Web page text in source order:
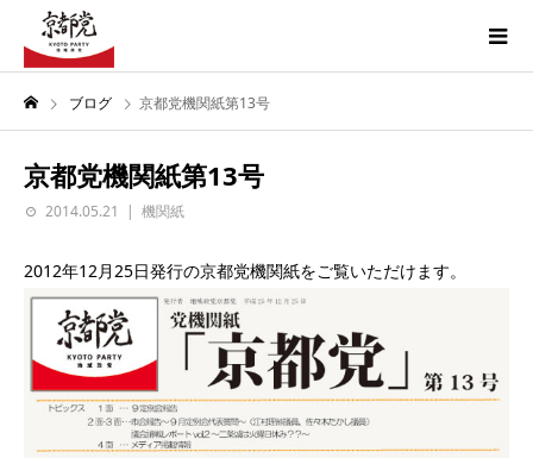
ブログ 京都党機関紙第13号
京都党機関紙第13号
2014.05.21 機関紙
2012年12月25日発行の京都党機関紙をご覧いただけます。